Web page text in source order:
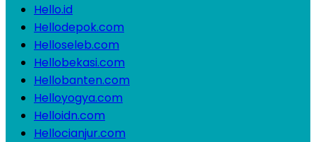
Hello.id
Hellodepok.com
Helloseleb.com
Hellobekasi.com
Hellobanten.com
Helloyogya.com
Helloidn.com
Hellocianjur.com